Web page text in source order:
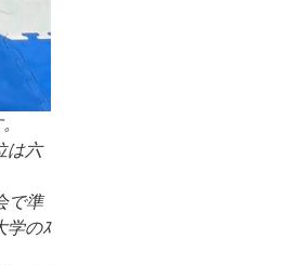
は六
で準
学のｽ